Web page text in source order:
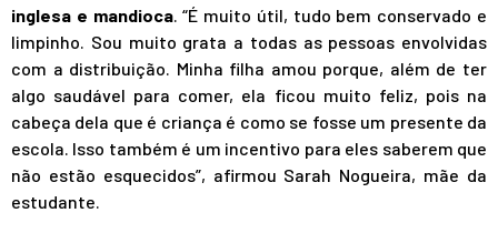
inglesa e mandioca. “É muito útil, tudo bem conservado e
limpinho. Sou muito grata a todas as pessoas envolvidas
com a distribuição. Minha filha amou porque, além de ter
algo saudável para comer, ela ficou muito feliz, pois na
cabeça dela que é criança é como se fosse um presente da
escola. Isso também é um incentivo para eles saberem que
não estão esquecidos”, afirmou Sarah Nogueira, mãe da
estudante.